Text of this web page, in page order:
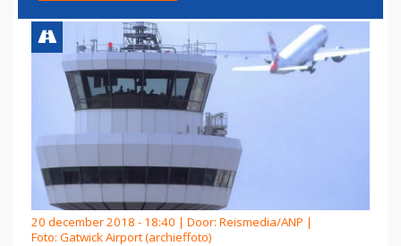
20 december 2018 - 18:40 | Door: Reismedia/ANP |
Foto: Gatwick Airport (archieffoto)